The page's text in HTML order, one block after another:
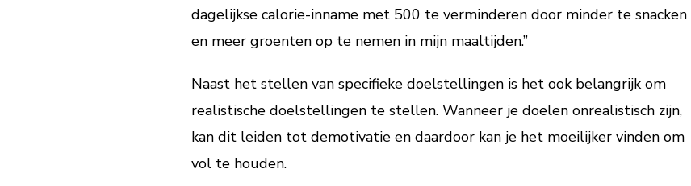
dagelijkse calorie-inname met 500 te verminderen door minder te snacken
en meer groenten op te nemen in mijn maaltijden.”
Naast het stellen van specifieke doelstellingen is het ook belangrijk om
realistische doelstellingen te stellen. Wanneer je doelen onrealistisch zijn,
kan dit leiden tot demotivatie en daardoor kan je het moeilijker vinden om
vol te houden.